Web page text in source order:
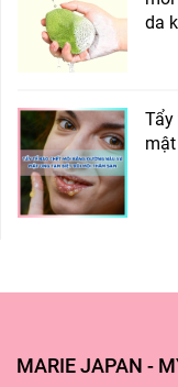
da
MARIE JAPAN -